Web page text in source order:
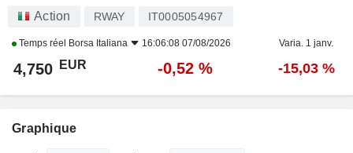
Action RWAY IT0005054967
Temps réel Borsa Italiana 16:06:08 07/08/2026 Varia. 1 janv.
4,750 EUR -0,52 % -15,03 %
Graphique